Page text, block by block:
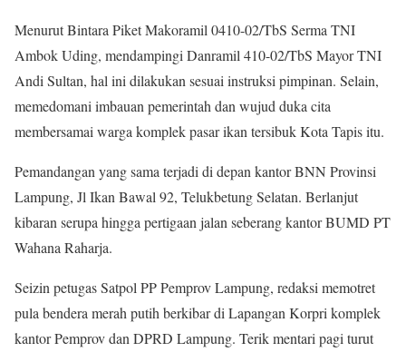
Menurut Bintara Piket Makoramil 0410-02/TbS Serma TNI
Ambok Uding, mendampingi Danramil 410-02/TbS Mayor TNI
Andi Sultan, hal ini dilakukan sesuai instruksi pimpinan. Selain,
memedomani imbauan pemerintah dan wujud duka cita
membersamai warga komplek pasar ikan tersibuk Kota Tapis itu.
Pemandangan yang sama terjadi di depan kantor BNN Provinsi
Lampung, Jl Ikan Bawal 92, Telukbetung Selatan. Berlanjut
kibaran serupa hingga pertigaan jalan seberang kantor BUMD PT
Wahana Raharja.
Seizin petugas Satpol PP Pemprov Lampung, redaksi memotret
pula bendera merah putih berkibar di Lapangan Korpri komplek
kantor Pemprov dan DPRD Lampung. Terik mentari pagi turut